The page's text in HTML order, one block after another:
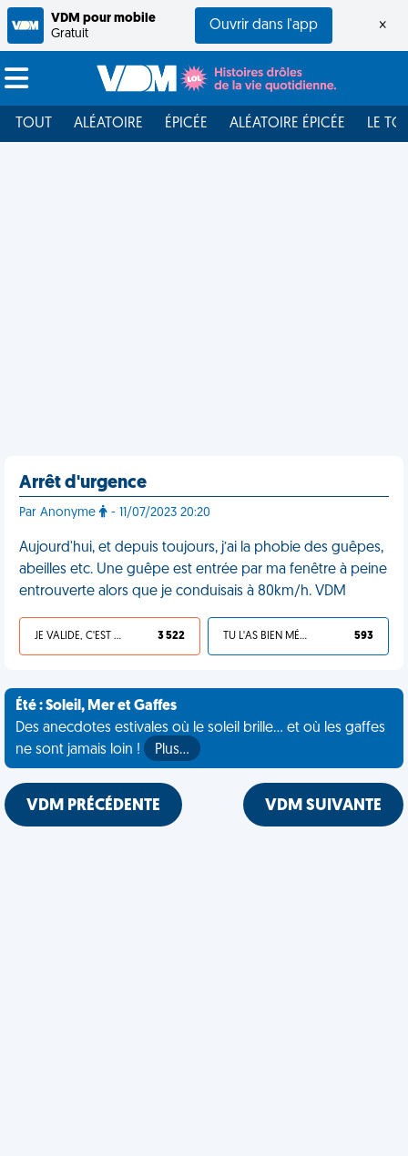
VDM pour mobile
Gratuit
Ouvrir dans l'app ×
TOUT ALÉATOIRE ÉPICÉE ALÉATOIRE ÉPICÉE LE
Arrêt d'urgence
Par Anonyme - 11/07/2023 20:20
Aujourd'hui, et depuis toujours, j’ai la phobie des guêpes,
abeilles etc. Une guêpe est entrée par ma fenêtre à peine
entrouverte alors que je conduisais à 80km/h. VDM
JE VALIDE, C'EST UNE VDM 3 522 TU L'AS BIEN MÉRITÉ 593
Été : Soleil, Mer et Gaffes
Des anecdotes estivales où le soleil brille... et où les gaffes
ne sont jamais loin !
Plus…
VDM PRÉCÉDENTE VDM SUIVANTE